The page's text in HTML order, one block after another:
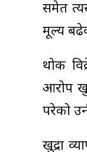
समेत
मूल्य
थोक
आरोप
परेको
खुद्रा